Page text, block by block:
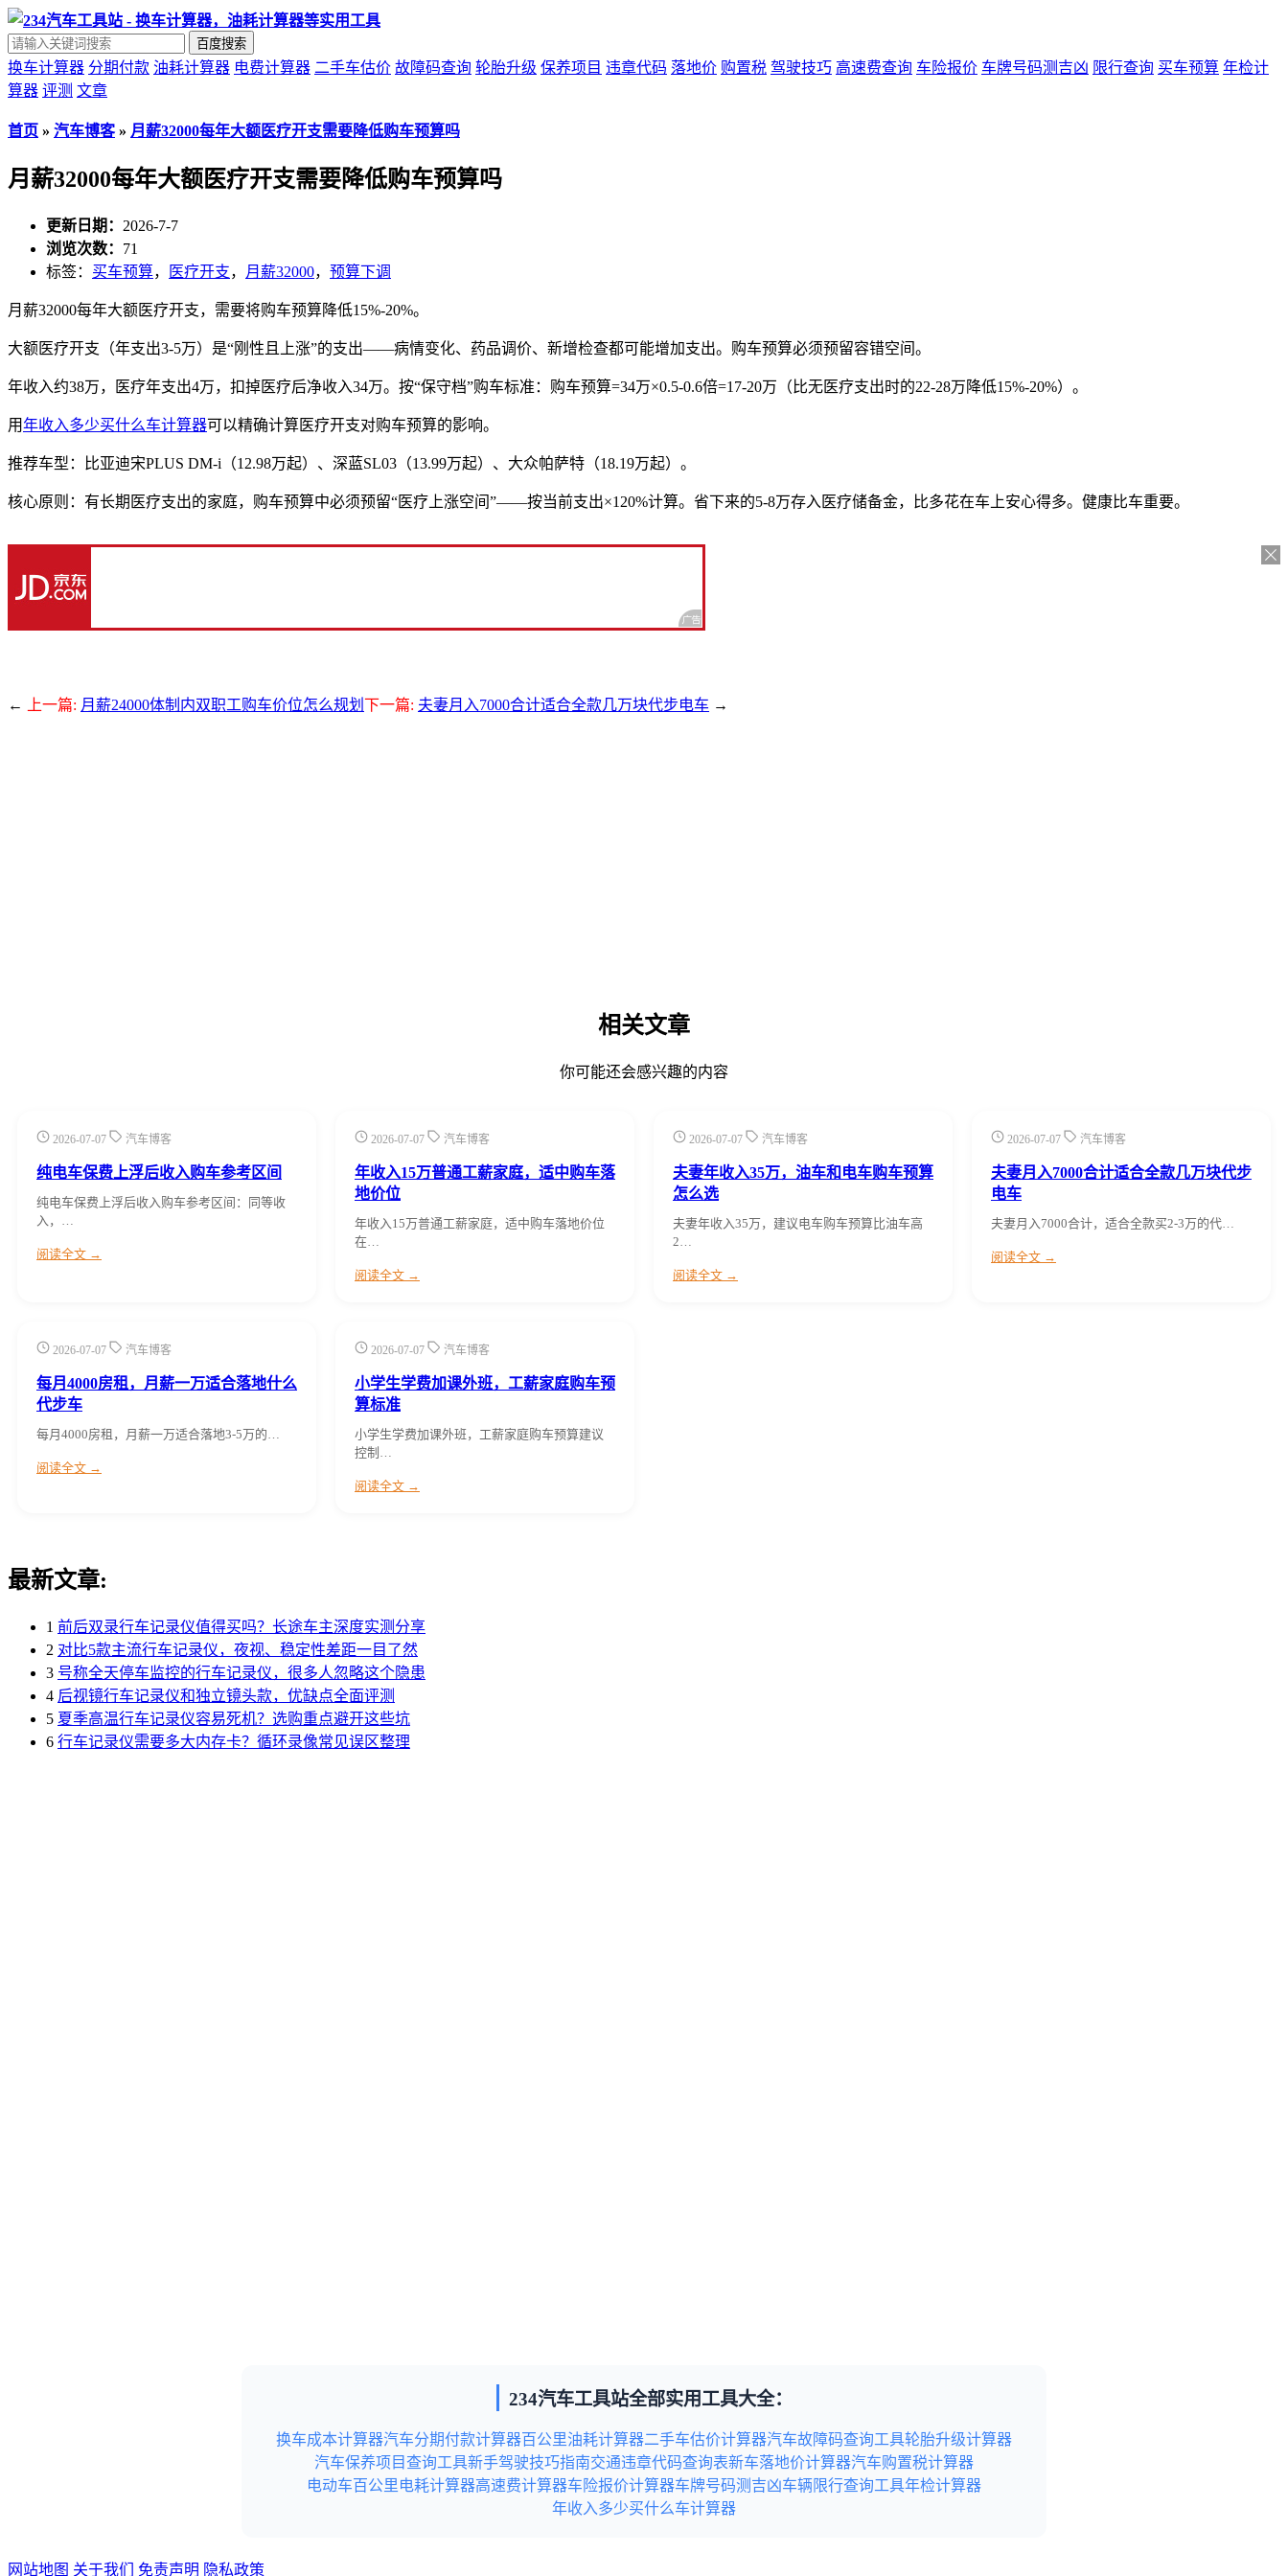
百度搜索
换车计算器 分期付款 油耗计算器 电费计算器 二手车估价 故障码查询 轮胎升级 保养项目 违章代码 落地价 购置税 驾驶技巧 高速费查询 车险报价 车牌号码测吉凶 限行查询 买车预算 年检计
算器 评测 文章
首页 » 汽车博客» 月薪32000每年大额医疗开支需要降低购车预算吗
月薪32000每年大额医疗开支需要降低购车预算吗
更新日期： 2026-7-7
浏览次数： 71
标签： 买车预算， 医疗开支， 月薪32000， 预算下调
月薪32000每年大额医疗开支，需要将购车预算降低15%-20%。
大额医疗开支（年支出3-5万）是“刚性且上涨”的支出——病情变化、药品调价、新增检查都可能增加支出。购车预算必须预留容错空间。
年收入约38万，医疗年支出4万，扣掉医疗后净收入34万。按“保守档”购车标准：购车预算=34万×0.5-0.6倍=17-20万（比无医疗支出时的22-28万降低15%-20%）。
用年收入多少买什么车计算器可以精确计算医疗开支对购车预算的影响。
推荐车型：比亚迪宋PLUS DM-i（12.98万起）、深蓝SL03（13.99万起）、大众帕萨特（18.19万起）。
核心原则：有长期医疗支出的家庭，购车预算中必须预留“医疗上涨空间”——按当前支出×120%计算。省下来的5-8万存入医疗储备金，比多花在车上安心得多。健康比车重要。
← 上一篇: 月薪24000体制内双职工购车价位怎么规划 下一篇: 夫妻月入7000合计适合全款几万块代步电车 →
相关文章
你可能还会感兴趣的内容
2026-07-07 汽车博客
纯电车保费上浮后收入购车参考区间
纯电车保费上浮后收入购车参考区间：同等收
入，…
阅读全文 →
2026-07-07 汽车博客
年收入15万普通工薪家庭，适中购车落
地价位
年收入15万普通工薪家庭，适中购车落地价位
在…
阅读全文 →
2026-07-07 汽车博客
夫妻年收入35万，油车和电车购车预算
怎么选
夫妻年收入35万，建议电车购车预算比油车高
2…
阅读全文 →
2026-07-07 汽车博客
夫妻月入7000合计适合全款几万块代步
电车
夫妻月入7000合计，适合全款买2-3万的代…
阅读全文 →
2026-07-07 汽车博客
每月4000房租，月薪一万适合落地什么
代步车
每月4000房租，月薪一万适合落地3-5万的…
阅读全文 →
2026-07-07 汽车博客
小学生学费加课外班，工薪家庭购车预
算标准
小学生学费加课外班，工薪家庭购车预算建议
控制…
阅读全文 →
最新文章:
1 前后双录行车记录仪值得买吗？长途车主深度实测分享
2 对比5款主流行车记录仪，夜视、稳定性差距一目了然
3 号称全天停车监控的行车记录仪，很多人忽略这个隐患
4 后视镜行车记录仪和独立镜头款，优缺点全面评测
5 夏季高温行车记录仪容易死机？选购重点避开这些坑
6 行车记录仪需要多大内存卡？循环录像常见误区整理
234汽车工具站全部实用工具大全：
换车成本计算器汽车分期付款计算器百公里油耗计算器二手车估价计算器汽车故障码查询工具轮胎升级计算器
汽车保养项目查询工具新手驾驶技巧指南交通违章代码查询表新车落地价计算器汽车购置税计算器
电动车百公里电耗计算器高速费计算器车险报价计算器车牌号码测吉凶车辆限行查询工具年检计算器
年收入多少买什么车计算器
网站地图 关于我们 免责声明 隐私政策